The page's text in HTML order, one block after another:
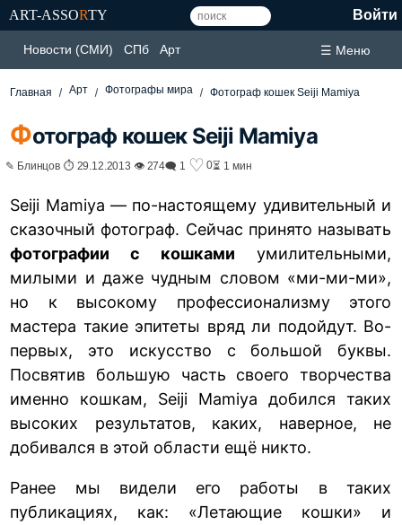
ART-ASSORTY Войти
Новости (СМИ) СПб Арт ☰ Меню
Главная Арт Фотографы мира Фотограф кошек Seiji Mamiya
Фотограф кошек Seiji Mamiya
✎ Блинцов ⏱ 29.12.2013 👁 274🗨 1 ♡ 0⏳ 1 мин
Seiji Mamiya — по-настоящему удивительный и
сказочный фотограф. Сейчас принято называть
фотографии с кошками умилительными,
милыми и даже чудным словом «ми-ми-ми»,
но к высокому профессионализму этого
мастера такие эпитеты вряд ли подойдут. Во-
первых, это искусство с большой буквы.
Посвятив большую часть своего творчества
именно кошкам, Seiji Mamiya добился таких
высоких результатов, каких, наверное, не
добивался в этой области ещё никто.
Ранее мы видели его работы в таких
публикациях, как: «Летающие кошки» и